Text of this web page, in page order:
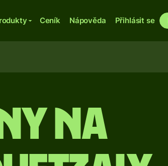
Ceník Nápověda Přihlásit se
na